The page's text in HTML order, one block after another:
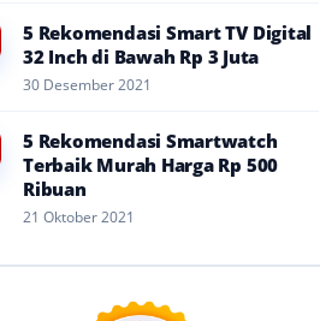
5 Rekomendasi Smart TV Digital
32 Inch di Bawah Rp 3 Juta
30 Desember 2021
5 Rekomendasi Smartwatch
Terbaik Murah Harga Rp 500
Ribuan
21 Oktober 2021